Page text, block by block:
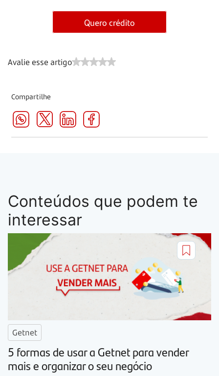
Quero crédito
Avalie esse artigo
Compartilhe
Conteúdos que podem te
interessar
Getnet
5 formas de usar a Getnet para vender
mais e organizar o seu negócio